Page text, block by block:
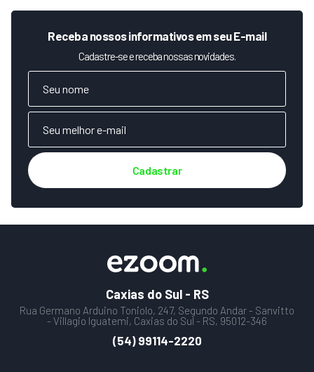
Receba nossos informativos em seu E-mail
Cadastre-se e receba nossas novidades.
Cadastrar
Caxias do Sul - RS
Rua Germano Arduino Toniolo, 247, Segundo Andar - Sanvitto
- Villagio Iguatemi, Caxias do Sul - RS, 95012-346
(54) 99114-2220